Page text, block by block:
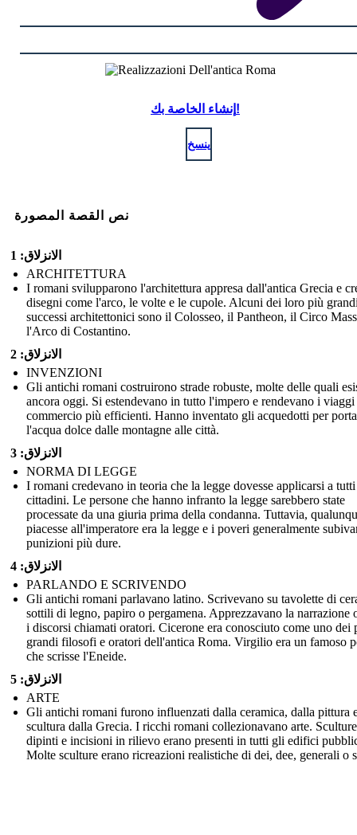
إنشاء الخاصة بك!
ينسخ
نص القصة المصورة
الانزلاق: 1
ARCHITETTURA
I romani svilupparono l'architettura appresa dall'antica Grecia e
disegni come l'arco, le volte e le cupole. Alcuni dei loro più
successi architettonici sono il Colosseo, il Pantheon, il Circo
l'Arco di Costantino.
الانزلاق: 2
INVENZIONI
Gli antichi romani costruirono strade robuste, molte delle quali
ancora oggi. Si estendevano in tutto l'impero e rendevano i
commercio più efficienti. Hanno inventato gli acquedotti per
l'acqua dolce dalle montagne alle città.
الانزلاق: 3
NORMA DI LEGGE
I romani credevano in teoria che la legge dovesse applicarsi a
cittadini. Le persone che hanno infranto la legge sarebbero state
processate da una giuria prima della condanna. Tuttavia,
piacesse all'imperatore era la legge e i poveri generalmente
punizioni più dure.
الانزلاق: 4
PARLANDO E SCRIVENDO
Gli antichi romani parlavano latino. Scrivevano su tavolette di
sottili di legno, papiro o pergamena. Apprezzavano la narrazione
i discorsi chiamati oratori. Cicerone era conosciuto come uno dei
grandi filosofi e oratori dell'antica Roma. Virgilio era un famoso
che scrisse l'Eneide.
الانزلاق: 5
ARTE
Gli antichi romani furono influenzati dalla ceramica, dalla pittura
scultura dalla Grecia. I ricchi romani collezionavano arte.
dipinti e incisioni in rilievo erano presenti in tutti gli edifici
Molte sculture erano ricreazioni realistiche di dei, dee, generali o